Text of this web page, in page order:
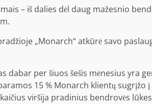
– iš dalies dėl daug mažesnio
„Monarch“ atkūrė savo
dabar per šiuos šešis mėnesius yra
15 % Monarch klientų
viršija pradinius bendrovės